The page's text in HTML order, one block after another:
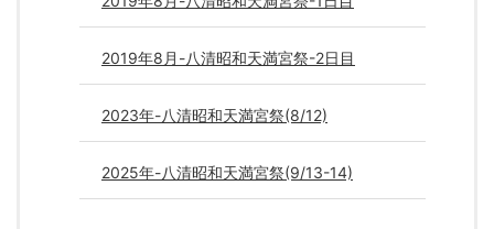
2019年8月-八清昭和天満宮祭-2日目
2023年-八清昭和天満宮祭(8/12)
2025年-八清昭和天満宮祭(9/13-14)